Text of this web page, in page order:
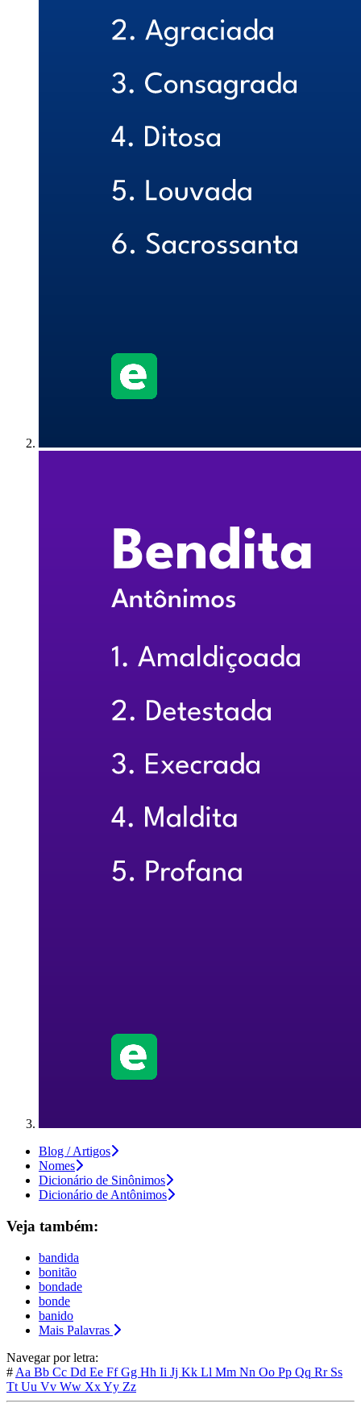
Blog / Artigos
Nomes
Dicionário de Sinônimos
Dicionário de Antônimos
Veja também:
bandida
bonitão
bondade
bonde
banido
Mais Palavras
Navegar por letra:
# Aa Bb Cc Dd Ee FfGg Hh Ii Jj Kk Ll Mm Nn Oo Pp Qq Rr Ss
Tt Uu Vv Ww XxYy Zz